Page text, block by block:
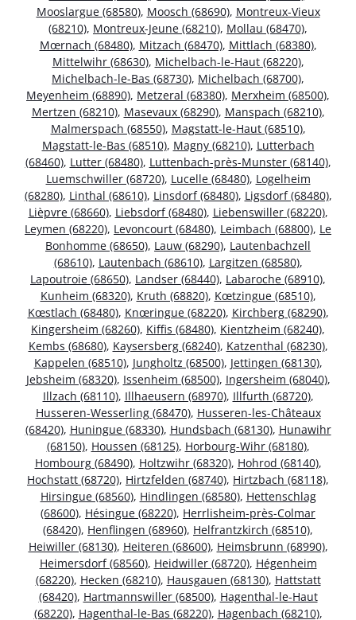
Mooslargue (68580), Moosch (68690), Montreux-Vieux
(68210), Montreux-Jeune (68210), Mollau (68470),
Mœrnach (68480), Mitzach (68470), Mittlach (68380),
Mittelwihr (68630), Michelbach-le-Haut (68220),
Michelbach-le-Bas (68730), Michelbach (68700),
Meyenheim (68890), Metzeral (68380), Merxheim (68500),
Mertzen (68210), Masevaux (68290), Manspach (68210),
Malmerspach (68550), Magstatt-le-Haut (68510),
Magstatt-le-Bas (68510), Magny (68210), Lutterbach
(68460), Lutter (68480), Luttenbach-près-Munster (68140),
Luemschwiller (68720), Lucelle (68480), Logelheim
(68280), Linthal (68610), Linsdorf (68480), Ligsdorf (68480),
Lièpvre (68660), Liebsdorf (68480), Liebenswiller (68220),
Leymen (68220), Levoncourt (68480), Leimbach (68800), Le
Bonhomme (68650), Lauw (68290), Lautenbachzell
(68610), Lautenbach (68610), Largitzen (68580),
Lapoutroie (68650), Landser (68440), Labaroche (68910),
Kunheim (68320), Kruth (68820), Kœtzingue (68510),
Kœstlach (68480), Knœringue (68220), Kirchberg (68290),
Kingersheim (68260), Kiffis (68480), Kientzheim (68240),
Kembs (68680), Kaysersberg (68240), Katzenthal (68230),
Kappelen (68510), Jungholtz (68500), Jettingen (68130),
Jebsheim (68320), Issenheim (68500), Ingersheim (68040),
Illzach (68110), Illhaeusern (68970), Illfurth (68720),
Husseren-Wesserling (68470), Husseren-les-Châteaux
(68420), Huningue (68330), Hundsbach (68130), Hunawihr
(68150), Houssen (68125), Horbourg-Wihr (68180),
Hombourg (68490), Holtzwihr (68320), Hohrod (68140),
Hochstatt (68720), Hirtzfelden (68740), Hirtzbach (68118),
Hirsingue (68560), Hindlingen (68580), Hettenschlag
(68600), Hésingue (68220), Herrlisheim-près-Colmar
(68420), Henflingen (68960), Helfrantzkirch (68510),
Heiwiller (68130), Heiteren (68600), Heimsbrunn (68990),
Heimersdorf (68560), Heidwiller (68720), Hégenheim
(68220), Hecken (68210), Hausgauen (68130), Hattstatt
(68420), Hartmannswiller (68500), Hagenthal-le-Haut
(68220), Hagenthal-le-Bas (68220), Hagenbach (68210),